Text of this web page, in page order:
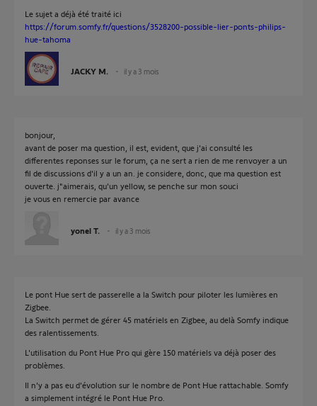
Le sujet a déjà été traité ici
https://forum.somfy.fr/questions/3528200-possible-lier-ponts-philips-
hue-tahoma
JACKY M. il y a 3 mois
bonjour,
avant de poser ma question, il est, evident, que j'ai consulté les
differentes reponses sur le forum, ça ne sert a rien de me renvoyer a un
fil de discussions d'il y a un an. je considere, donc, que ma question est
ouverte. j"aimerais, qu'un yellow, se penche sur mon souci
je vous en remercie par avance
yonel T. il y a 3 mois
Le pont Hue sert de passerelle a la Switch pour piloter les lumières en
Zigbee.
La Switch permet de gérer 45 matériels en Zigbee, au delà Somfy indique
des ralentissements.
L'utilisation du Pont Hue Pro qui gère 150 matériels va déjà poser des
problèmes.
Il n'y a pas eu d'évolution sur le nombre de Pont Hue rattachable. Somfy
a simplement intégré le Pont Hue Pro.